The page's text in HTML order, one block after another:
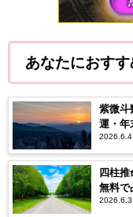
あなたにおす
紫微斗
運・年
2026.6.4
四柱
無料で
2026.6.3